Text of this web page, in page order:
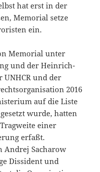
hat erst in der
Memorial setze
ein.
Memorial unter
und der Heinrich-
und der
2016
auf die Liste
wurde, hatten
einer
erfaßt.
Andrej Sacharow
Dissident und